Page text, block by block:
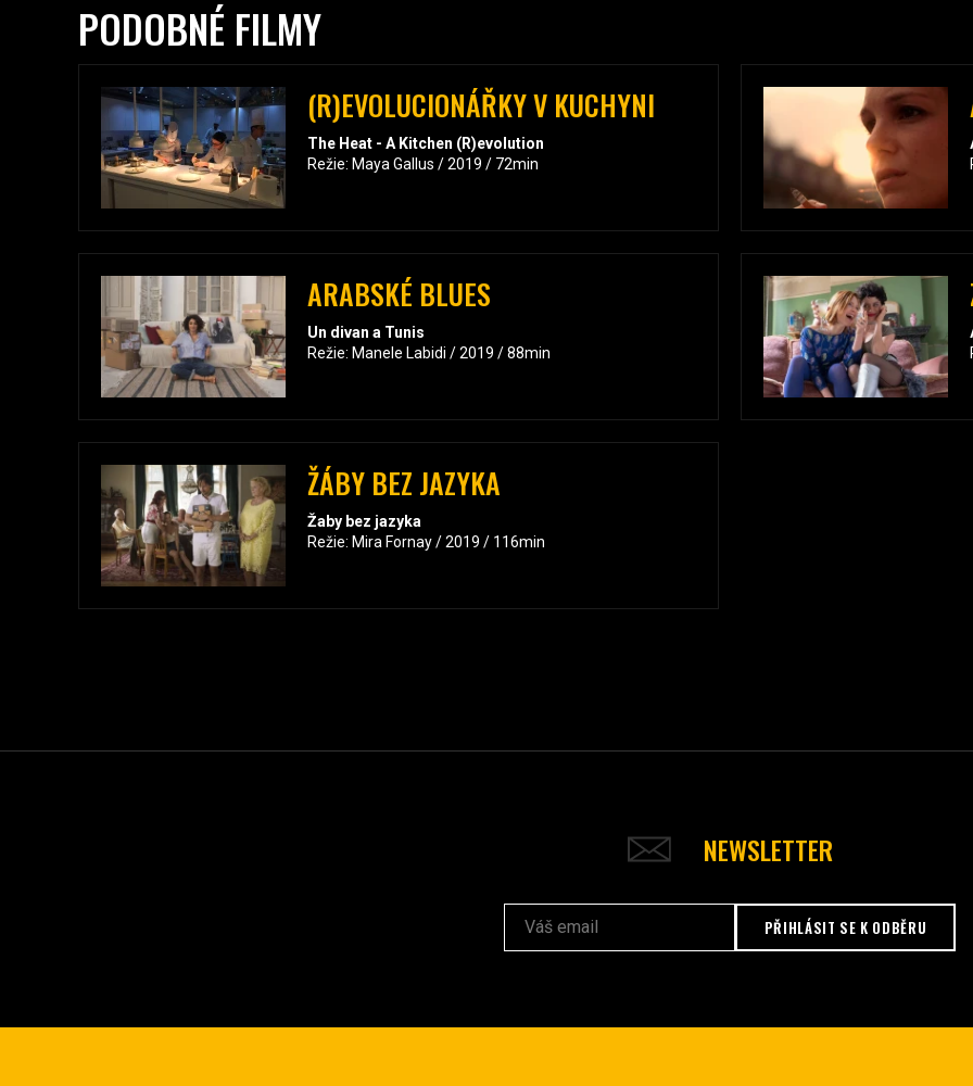
PODOBNÉ FILMY
(R)EVOLUCIONÁŘKY V KUCHYNI
The Heat - A Kitchen (R)evolution
Režie: Maya Gallus / 2019 / 72min
ARABSKÉ BLUES
Un divan a Tunis
Režie: Manele Labidi / 2019 / 88min
ŽÁBY BEZ JAZYKA
Žaby bez jazyka
Režie: Mira Fornay / 2019 / 116min
NEWSLETTER
PŘIHLÁSIT SE K ODBĚRU